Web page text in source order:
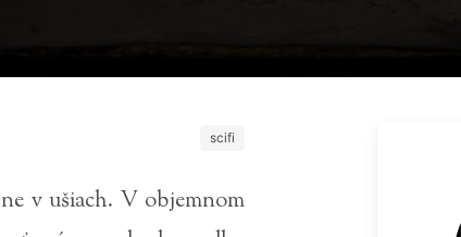
scifi
v ušiach. V objemnom